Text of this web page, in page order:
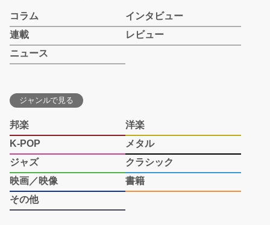
コラム
インタビュー
連載
レビュー
ニュース
ジャンルで見る
邦楽
洋楽
K-POP
メタル
ジャズ
クラシック
映画／映像
書籍
その他